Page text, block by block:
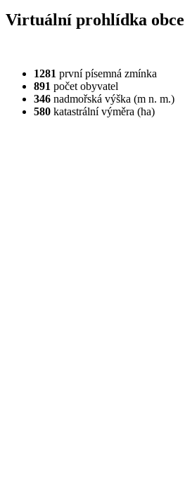
Virtuální prohlídka obce
1281 první písemná zmínka
891 počet obyvatel
346 nadmořská výška (m n. m.)
580 katastrální výměra (ha)